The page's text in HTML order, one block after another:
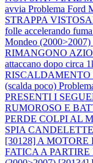
avvia Problema Ford
STRAPPA
folle accelerando
Mondeo
RIMANGONO
attaccano dopo circa
RISCALDAMENTO
(scalda poco)
PRESENTI I
RUMOROSO E
PERDE COLPI AL
SPIA CANDELETTE
[30128] A MOTORE
FATICA A